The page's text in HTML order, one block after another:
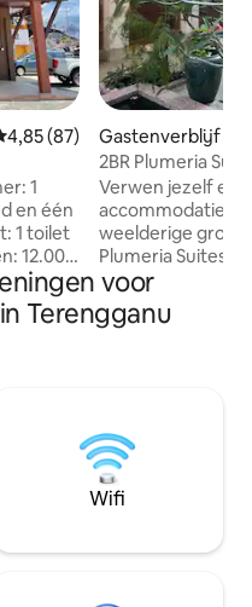
beoordeling van
4,85 (87)
en één
1 toilet
12.00
5.
City -
- 10
Gastenverblijf in
nu
2BR Plumeria
@CahayaVilla
Verwen jezelf en
accommodatie te
weelderige
Plumeria Suites is
omheinde muur
Geïnspireerd
Terengganu en
eigen jacuzzi.
personen. Er is
tot een gedeelde
zwembad, een
voor
Terengganu
Wifi